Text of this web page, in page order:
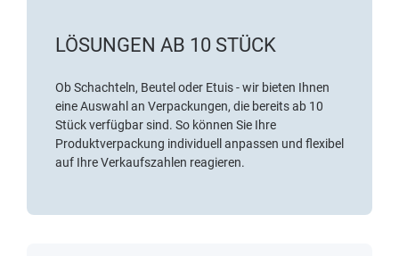
LÖSUNGEN AB 10 STÜCK
Ob Schachteln, Beutel oder Etuis - wir bieten Ihnen
eine Auswahl an Verpackungen, die bereits ab 10
Stück verfügbar sind. So können Sie Ihre
Produktverpackung individuell anpassen und flexibel
auf Ihre Verkaufszahlen reagieren.